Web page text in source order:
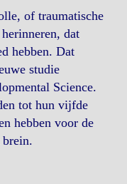
of traumatische
dat
hebben. Dat
studie
Science.
tot hun vijfde
hebben voor de
brein.